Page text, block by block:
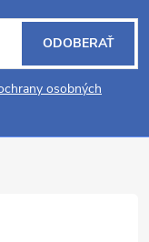
osobných
ODOBERAŤ